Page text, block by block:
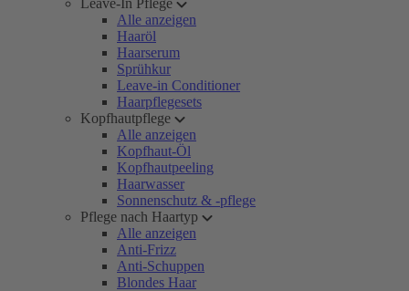
Leave-In Pflege
Alle anzeigen
Haaröl
Haarserum
Sprühkur
Leave-in Conditioner
Haarpflegesets
Kopfhautpflege
Alle anzeigen
Kopfhaut-Öl
Kopfhautpeeling
Haarwasser
Sonnenschutz & -pflege
Pflege nach Haartyp
Alle anzeigen
Anti-Frizz
Anti-Schuppen
Blondes Haar